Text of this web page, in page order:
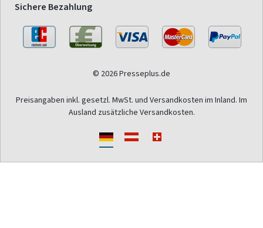
Sichere Bezahlung
© 2026 Presseplus.de
Preisangaben inkl. gesetzl. MwSt. und Versandkosten im Inland. Im
Ausland zusätzliche Versandkosten.